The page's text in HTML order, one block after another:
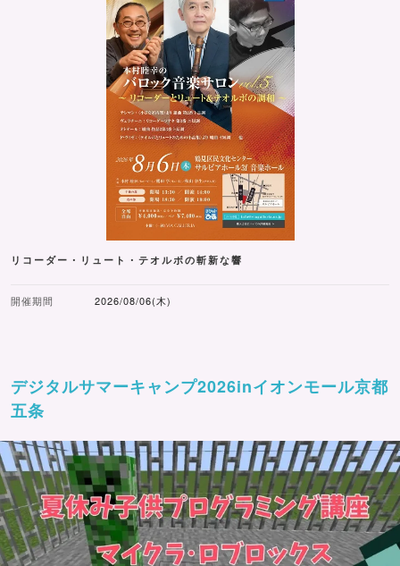
リコーダー・リュート・テオルボの斬新な響
開催期間 2026/08/06(木)
デジタルサマーキャンプ2026inイオンモール京都
五条